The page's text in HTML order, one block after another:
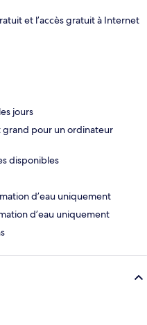
et l’accès gratuit à Internet
jours
pour un ordinateur
disponibles
d’eau uniquement
d’eau uniquement